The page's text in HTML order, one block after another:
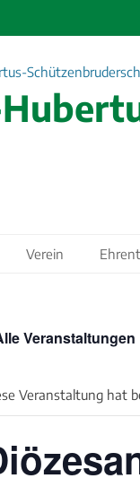
Menü
Verein
Veranstaltungen
Veranstaltung hat